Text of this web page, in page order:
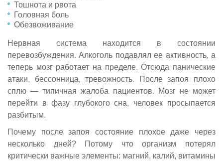
Тошнота и рвота
Головная боль
Обезвоживание
Нервная система находится в состоянии
перевозбуждения. Алкоголь подавлял ее активность, а
теперь мозг работает на пределе. Отсюда панические
атаки, бессонница, тревожность. После запоя плохо
сплю — типичная жалоба пациентов. Мозг не может
перейти в фазу глубокого сна, человек просыпается
разбитым.
Почему после запоя состояние плохое даже через
несколько дней? Потому что организм потерял
критически важные элементы: магний, калий, витамины